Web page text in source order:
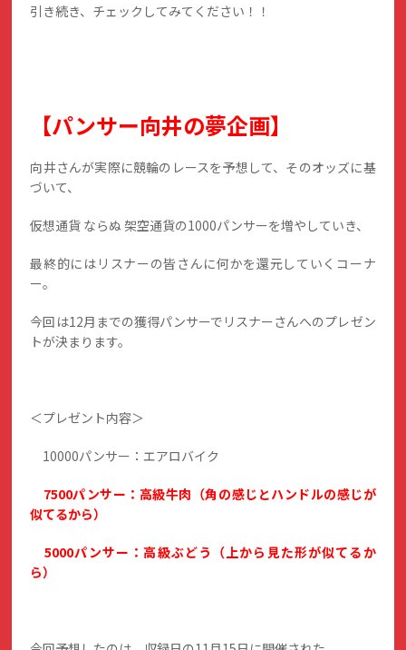
引き続き、チェックしてみてください！！
【パンサー向井の夢企画】
向井さんが実際に競輪のレースを予想して、そのオッズに基
づいて、
仮想通貨 ならぬ 架空通貨の1000パンサーを増やしていき、
最終的にはリスナーの皆さんに何かを還元していくコーナ
ー。
今回は12月までの獲得パンサーでリスナーさんへのプレゼン
トが決まります。
＜プレゼント内容＞
10000パンサー：エアロバイク
7500パンサー：高級牛肉（角の感じとハンドルの感じが
似てるから）
5000パンサー：高級ぶどう（上から見た形が似てるか
ら）